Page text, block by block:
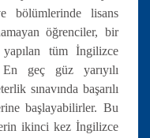
bölümlerinde lisans
öğrenciler, bir
yapılan tüm İngilizce
geç güz yarıyılı
sınavında başarılı
başlayabilirler. Bu
ikinci kez İngilizce